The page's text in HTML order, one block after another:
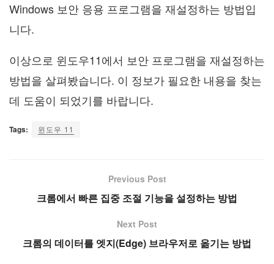
Windows 보안 응용 프로그램을 재설정하는 방법입
니다.
이상으로 윈도우11에서 보안 프로그램을 재설정하는
방법을 살펴봤습니다. 이 정보가 필요한 내용을 찾는
데 도움이 되었기를 바랍니다.
Tags: 윈도우 11
Previous Post
크롬에서 빠른 집중 조절 기능을 설정하는 방법
Next Post
크롬의 데이터를 엣지(Edge) 브라우저로 옮기는 방법